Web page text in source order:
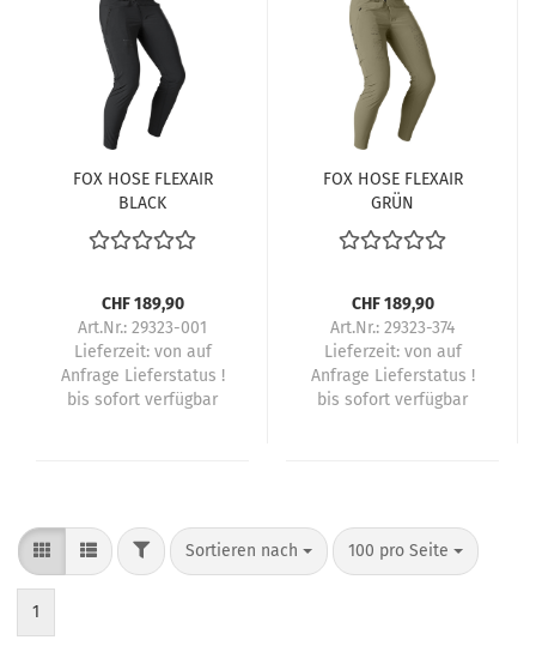
FOX HOSE FLEXAIR
BLACK
CHF 189,90
Art.Nr.: 29323-001
Lieferzeit: von auf
Anfrage Lieferstatus !
bis sofort verfügbar
FOX HOSE FLEXAIR
GRÜN
CHF 189,90
Art.Nr.: 29323-374
Lieferzeit: von auf
Anfrage Lieferstatus !
bis sofort verfügbar
FILTERSortieren nach
Sortieren nach 100 pro Seite
pro Seite
1